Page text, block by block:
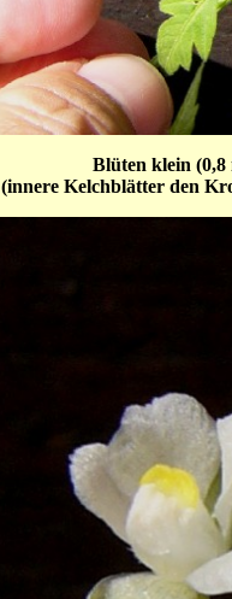
Blüten klein
(innere Kelchblätter den